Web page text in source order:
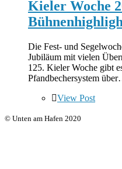
Kieler Woche
Die Fest- und
Jubiläum mit vielen
125. Kieler Woche gibt
Pfandbechersystem
View Post
© Unten am Hafen 2020